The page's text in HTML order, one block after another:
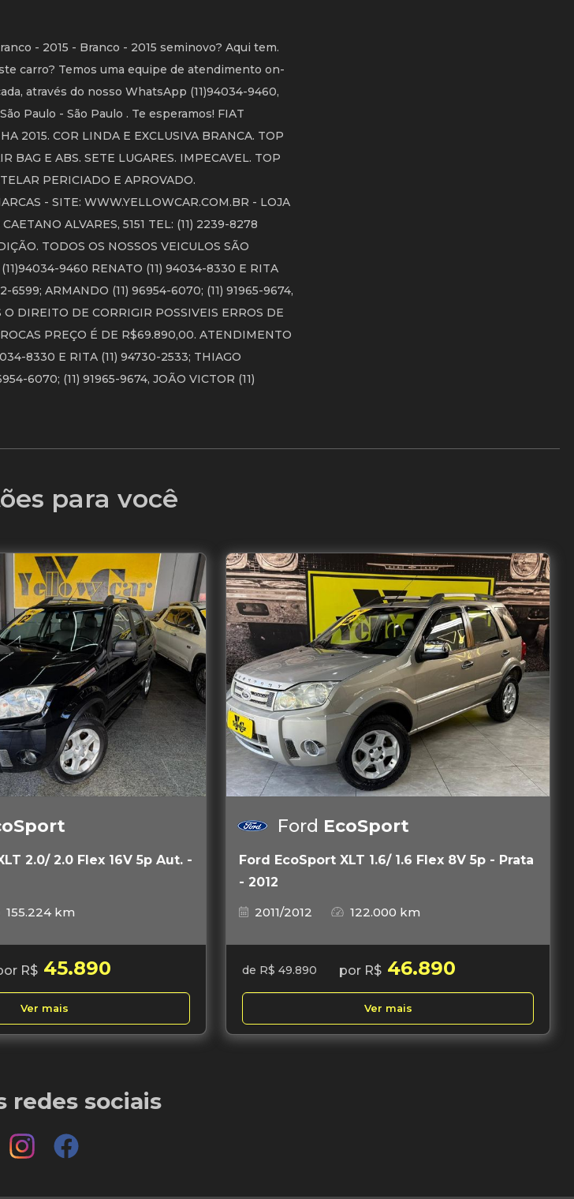
- 2015 - Branco - 2015 seminovo? Aqui tem.
carro? Temos uma equipe de atendimento on-
através do nosso WhatsApp (11)94034-9460,
Paulo - São Paulo . Te esperamos! FIAT
2015. COR LINDA E EXCLUSIVA BRANCA. TOP
BAG E ABS. SETE LUGARES. IMPECAVEL. TOP
PERICIADO E APROVADO.
- SITE: WWW.YELLOWCAR.COM.BR - LOJA
ALVARES, 5151 TEL: (11) 2239-8278
TODOS OS NOSSOS VEICULOS SÃO
9460 RENATO (11) 94034-8330 E RITA
6599; ARMANDO (11) 96954-6070; (11) 91965-9674,
O DIREITO DE CORRIGIR POSSIVEIS ERROS DE
PREÇO É DE R$69.890,00. ATENDIMENTO
8330 E RITA (11) 94730-2533; THIAGO
6070; (11) 91965-9674, JOÃO VICTOR (11)
para você
2.0/ 2.0 Flex 16V 5p Aut. -
155.224 km
R$ 45.890
Ver mais
Ford EcoSport
Ford EcoSport XLT 1.6/ 1.6 Flex 8V 5p - Prata
- 2012
2011/2012
122.000 km
de R$ 49.890 por R$ 46.890
Ver mais
redes sociais